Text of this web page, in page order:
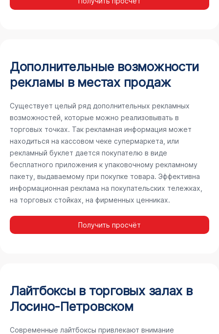
Дополнительные возможности
рекламы в местах продаж
Существует целый ряд дополнительных рекламных
возможностей, которые можно реализовывать в
торговых точках. Так рекламная информация может
находиться на кассовом чеке супермаркета, или
рекламный буклет дается покупателю в виде
бесплатного приложения к упаковочному рекламному
пакету, выдаваемому при покупке товара. Эффективна
информационная реклама на покупательских тележках,
на торговых стойках, на фирменных ценниках.
Получить просчёт
Лайтбоксы в торговых залах в
Лосино-Петровском
Современные лайтбоксы привлекают внимание